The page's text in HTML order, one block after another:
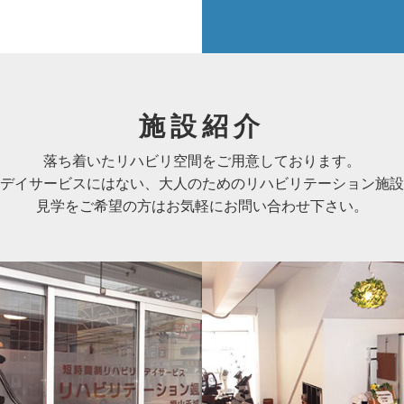
施設紹介
落ち着いたリハビリ空間をご用意しております。
イサービスにはない、大人のためのリハビリテーション施
見学をご希望の方はお気軽にお問い合わせ下さい。